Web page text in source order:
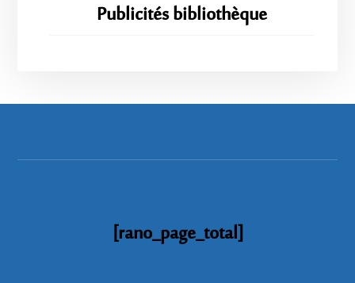
Publicités bibliothèque
[rano_page_total]